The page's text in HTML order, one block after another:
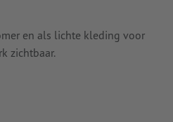
en als lichte kleding voor
zichtbaar.